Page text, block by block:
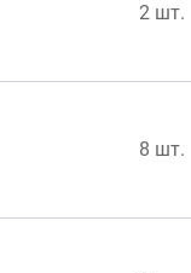
2 шт.
8 шт.